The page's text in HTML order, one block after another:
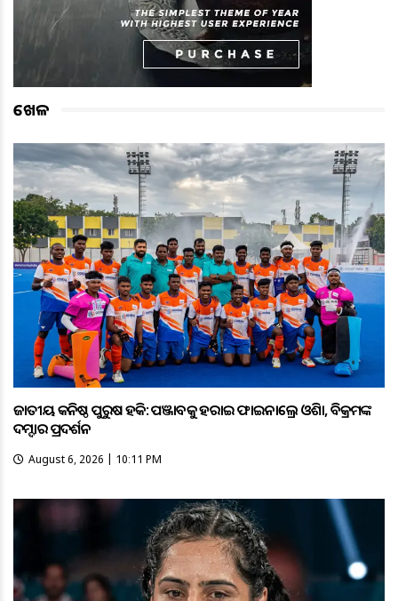
ଖେଳ
ଜାତୀୟ କନିଷ୍ଠ ପୁରୁଷ ହକି: ପଞ୍ଜାବକୁ ହରାଇ ଫାଇନାଲ୍ରେ ଓଡ଼ିଶା, ବିକ୍ରମଙ୍କ
ଦମ୍ଦାର ପ୍ରଦର୍ଶନ
August 6, 2026 | 10:11 PM